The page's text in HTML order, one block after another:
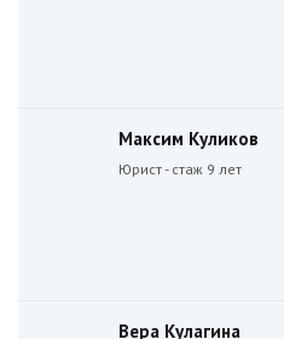
Максим Куликов
Юрист - стаж 9 лет
Вера Кулагина